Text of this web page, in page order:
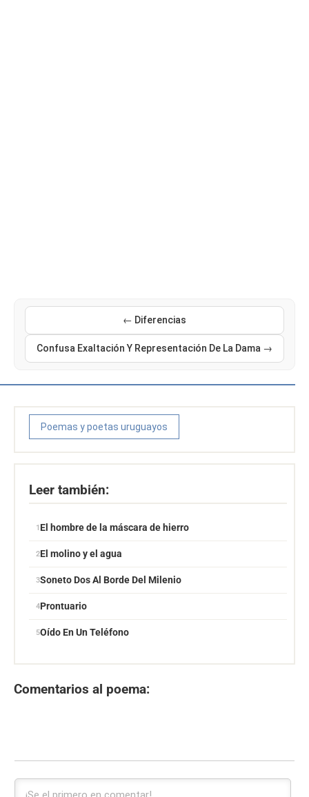
← Diferencias
Confusa Exaltación Y Representación De La Dama →
Poemas y poetas uruguayos
Leer también:
El hombre de la máscara de hierro
El molino y el agua
Soneto Dos Al Borde Del Milenio
Prontuario
Oído En Un Teléfono
Comentarios al poema: